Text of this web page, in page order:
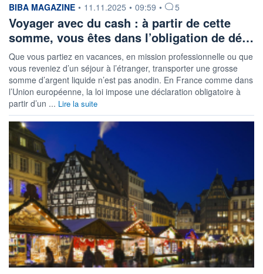
information fournie par
BIBA MAGAZINE • 11.11.2025 • 09:59 • 5
Voyager avec du cash : à partir de cette
somme, vous êtes dans l’obligation de dé…
Que vous partiez en vacances, en mission professionnelle ou que
vous reveniez d’un séjour à l’étranger, transporter une grosse
somme d’argent liquide n’est pas anodin. En France comme dans
l’Union européenne, la loi impose une déclaration obligatoire à
partir d’un ... Lire la suite